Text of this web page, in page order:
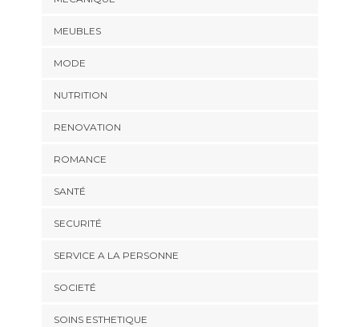
MEUBLES
MODE
NUTRITION
RENOVATION
ROMANCE
SANTÉ
SECURITÉ
SERVICE A LA PERSONNE
SOCIETÉ
SOINS ESTHETIQUE